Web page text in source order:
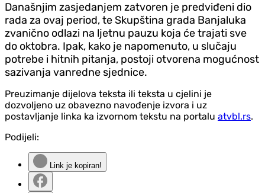
Današnjim zasjedanjem zatvoren je predviđeni dio
rada za ovaj period, te Skupština grada Banjaluka
zvanično odlazi na ljetnu pauzu koja će trajati sve
do oktobra. Ipak, kako je napomenuto, u slučaju
potrebe i hitnih pitanja, postoji otvorena mogućnost
sazivanja vanredne sjednice.
Preuzimanje dijelova teksta ili teksta u cjelini je
dozvoljeno uz obavezno navođenje izvora i uz
postavljanje linka ka izvornom tekstu na portalu atvbl.rs.
Podijeli:
Link je kopiran!